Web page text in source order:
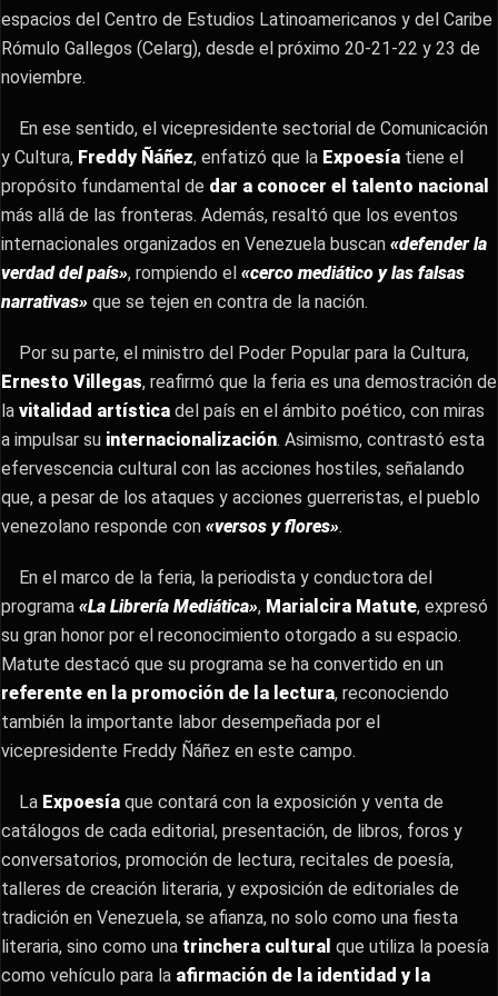
espacios del Centro de Estudios Latinoamericanos y del Caribe
Rómulo Gallegos (Celarg), desde el próximo 20-21-22 y 23 de
noviembre.
En ese sentido, el vicepresidente sectorial de Comunicación
y Cultura, Freddy Ñáñez, enfatizó que la Expoesía tiene el
propósito fundamental de dar a conocer el talento nacional
más allá de las fronteras. Además, resaltó que los eventos
internacionales organizados en Venezuela buscan «defender la
verdad del país», rompiendo el «cerco mediático y las falsas
narrativas» que se tejen en contra de la nación.
Por su parte, el ministro del Poder Popular para la Cultura,
Ernesto Villegas, reafirmó que la feria es una demostración de
la vitalidad artística del país en el ámbito poético, con miras
a impulsar su internacionalización. Asimismo, contrastó esta
efervescencia cultural con las acciones hostiles, señalando
que, a pesar de los ataques y acciones guerreristas, el pueblo
venezolano responde con «versos y flores».
En el marco de la feria, la periodista y conductora del
programa «La Librería Mediática», Marialcira Matute, expresó
su gran honor por el reconocimiento otorgado a su espacio.
Matute destacó que su programa se ha convertido en un
referente en la promoción de la lectura, reconociendo
también la importante labor desempeñada por el
vicepresidente Freddy Ñáñez en este campo.
La Expoesía que contará con la exposición y venta de
catálogos de cada editorial, presentación, de libros, foros y
conversatorios, promoción de lectura, recitales de poesía,
talleres de creación literaria, y exposición de editoriales de
tradición en Venezuela, se afianza, no solo como una fiesta
literaria, sino como una trinchera cultural que utiliza la poesía
como vehículo para la afirmación de la identidad y la